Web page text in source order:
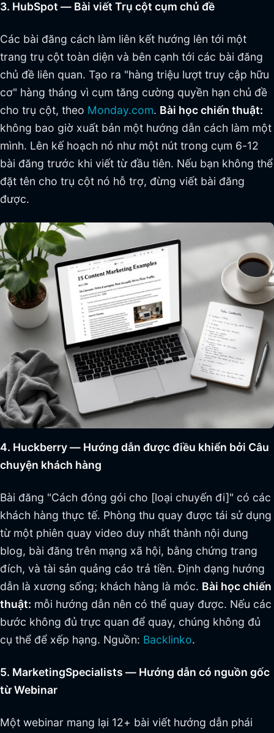
3. HubSpot — Bài viết Trụ cột cụm chủ đề
Các bài đăng cách làm liên kết hướng lên tới một
trang trụ cột toàn diện và bên cạnh tới các bài đăng
chủ đề liên quan. Tạo ra "hàng triệu lượt truy cập hữu
cơ" hàng tháng vì cụm tăng cường quyền hạn chủ đề
cho trụ cột, theo Monday.com. Bài học chiến thuật:
không bao giờ xuất bản một hướng dẫn cách làm một
mình. Lên kế hoạch nó như một nút trong cụm 6-12
bài đăng trước khi viết từ đầu tiên. Nếu bạn không thể
đặt tên cho trụ cột nó hỗ trợ, đừng viết bài đăng
được.
4. Huckberry — Hướng dẫn được điều khiển bởi Câu
chuyện khách hàng
Bài đăng "Cách đóng gói cho [loại chuyến đi]" có các
khách hàng thực tế. Phòng thu quay được tái sử dụng
từ một phiên quay video duy nhất thành nội dung
blog, bài đăng trên mạng xã hội, bằng chứng trang
đích, và tài sản quảng cáo trả tiền. Định dạng hướng
dẫn là xương sống; khách hàng là móc. Bài học chiến
thuật: mỗi hướng dẫn nên có thể quay được. Nếu các
bước không đủ trực quan để quay, chúng không đủ
cụ thể để xếp hạng. Nguồn: Backlinko.
5. MarketingSpecialists — Hướng dẫn có nguồn gốc
từ Webinar
Một webinar mang lại 12+ bài viết hướng dẫn phái